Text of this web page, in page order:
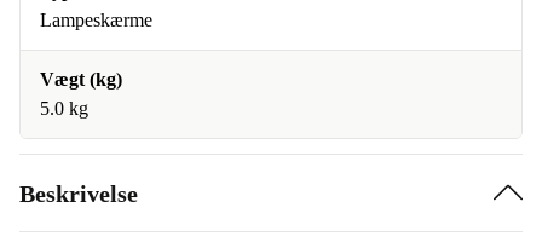
Lampeskærme
Vægt (kg)
5.0 kg
Beskrivelse